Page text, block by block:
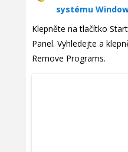
systému
Klepněte na tlačítko
Panel. Vyhledejte a
Remove Programs.